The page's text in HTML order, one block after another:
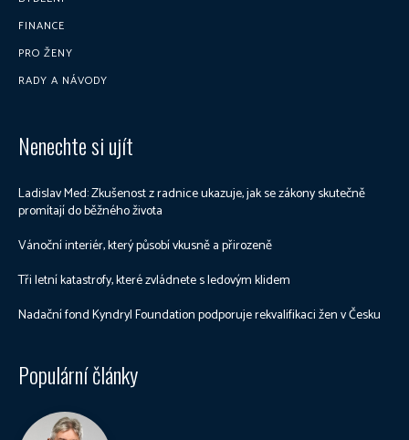
FINANCE
PRO ŽENY
RADY A NÁVODY
Nenechte si ujít
Ladislav Med: Zkušenost z radnice ukazuje, jak se zákony skutečně
promítají do běžného života
Vánoční interiér, který působí vkusně a přirozeně
Tři letní katastrofy, které zvládnete s ledovým klidem
Nadační fond Kyndryl Foundation podporuje rekvalifikaci žen v Česku
Populární články